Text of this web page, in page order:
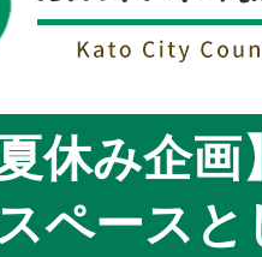
夏休み企
ペース